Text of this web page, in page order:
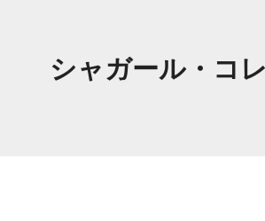
シャガール・コ